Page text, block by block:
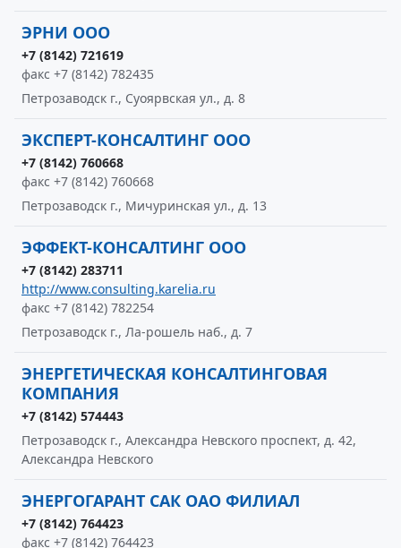
ЭРНИ ООО
+7 (8142) 721619
факс +7 (8142) 782435
Петрозаводск г., Суоярвская ул., д. 8
ЭКСПЕРТ-КОНСАЛТИНГ ООО
+7 (8142) 760668
факс +7 (8142) 760668
Петрозаводск г., Мичуринская ул., д. 13
ЭФФЕКТ-КОНСАЛТИНГ ООО
+7 (8142) 283711
http://www.consulting.karelia.ru
факс +7 (8142) 782254
Петрозаводск г., Ла-рошель наб., д. 7
ЭНЕРГЕТИЧЕСКАЯ КОНСАЛТИНГОВАЯ
КОМПАНИЯ
+7 (8142) 574443
Петрозаводск г., Александра Невского проспект, д. 42,
Александра Невского
ЭНЕРГОГАРАНТ САК ОАО ФИЛИАЛ
+7 (8142) 764423
факс +7 (8142) 764423